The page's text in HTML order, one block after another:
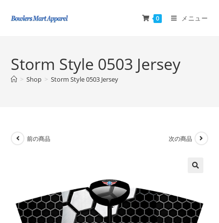
0 メニュー
Storm Style 0503 Jersey
> Shop > Storm Style 0503 Jersey
前の商品 次の商品